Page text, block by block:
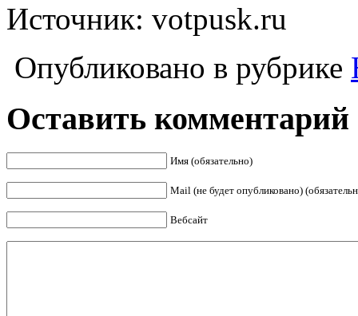
Источник: votpusk.ru
Опубликовано в рубрике
Оставить комментарий
Имя (обязательно)
Mail (не будет опубликовано)
Вебсайт